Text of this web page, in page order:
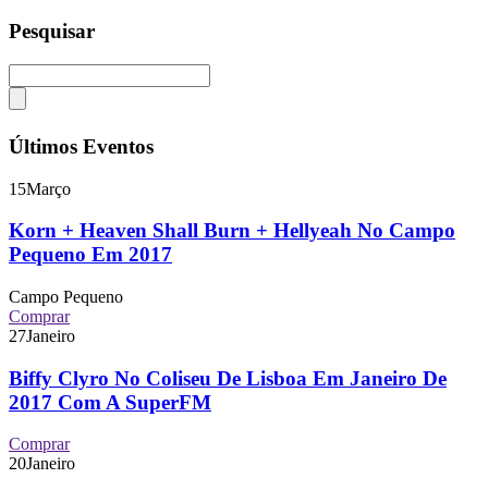
Pesquisar
Últimos Eventos
15Março
Korn + Heaven Shall Burn + Hellyeah No Campo
Pequeno Em 2017
Campo Pequeno
Comprar
27Janeiro
Biffy Clyro No Coliseu De Lisboa Em Janeiro De
2017 Com A SuperFM
Comprar
20Janeiro